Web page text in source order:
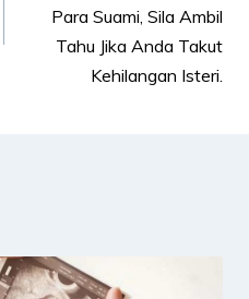
Para Suami, Sila Ambil
Tahu Jika Anda Takut
Kehilangan Isteri.